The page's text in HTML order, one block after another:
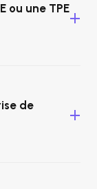
ou une TPE
de